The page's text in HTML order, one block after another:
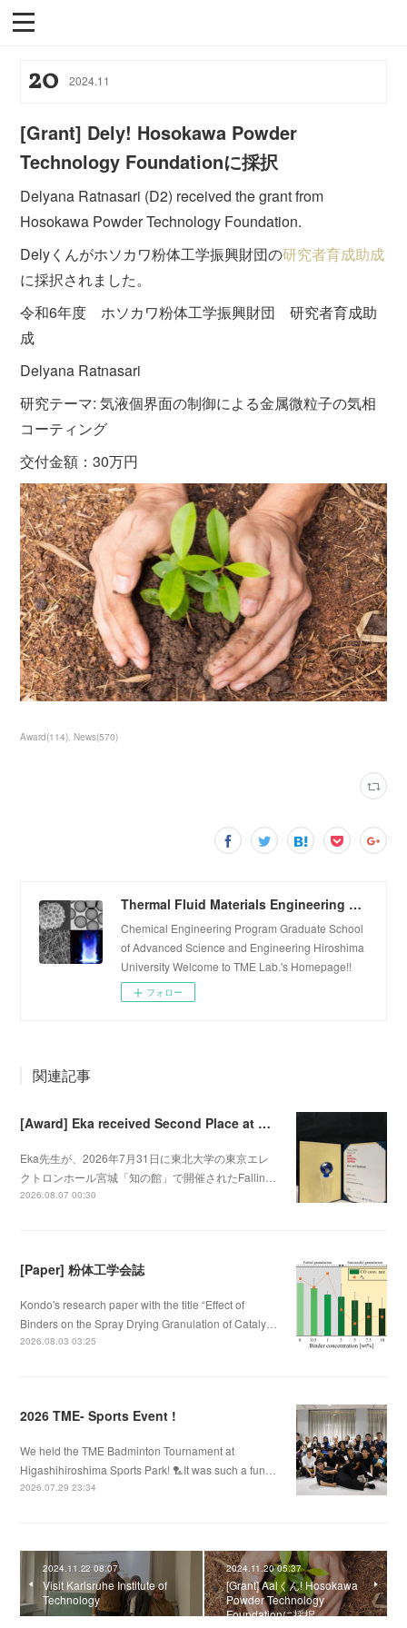
20 2024.11
[Grant] Dely! Hosokawa Powder
Technology Foundationに採択
Delyana Ratnasari (D2) received the grant from
Hosokawa Powder Technology Foundation.
Delyくんがホソカワ粉体工学振興財団の研究者育成助成
に採択されました。
令和6年度 ホソカワ粉体工学振興財団 研究者育成助
成
Delyana Ratnasari
研究テーマ: 気液個界面の制御による金属微粒子の気相
コーティング
交付金額：30万円
Award(114) News(570)
Thermal Fluid Materials Engineering Laboratory
Chemical Engineering Program Graduate School
of Advanced Science and Engineering Hiroshima
University Welcome to TME Lab.'s Homepage!!
フォロー
関連記事
[Award] Eka received Second Place at Falling Walls Lab Sendai 2026
Eka先生が、2026年7月31日に東北大学の東京エレ
クトロンホール宮城「知の館」で開催されたFallin…
2026.08.07 00:30
[Paper] 粉体工学会誌
Kondo's research paper with the title “Effect of
Binders on the Spray Drying Granulation of Cataly…
2026.08.03 03:25
2026 TME- Sports Event !
We held the TME Badminton Tournament at
Higashihiroshima Sports Park! 🏸It was such a fun…
2026.07.29 23:34
2024.11.22 08:07
Visit Karlsruhe Institute of
Technology
2024.11.20 05:37
[Grant] Aalくん! Hosokawa
Powder Technology
Foundationに採択